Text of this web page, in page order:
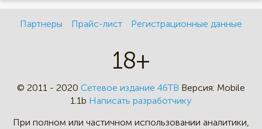
Партнеры Прайс-лист Регистрационные данные
18+
© 2011 - 2020 Сетевое издание 46ТВ Версия: Mobile
1.1b Написать разработчику
При полном или частичном использовании аналитики,